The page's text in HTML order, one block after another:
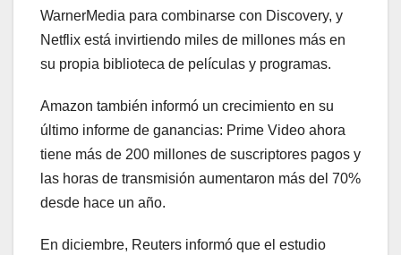
WarnerMedia para combinarse con Discovery, y
Netflix está invirtiendo miles de millones más en
su propia biblioteca de películas y programas.
Amazon también informó un crecimiento en su
último informe de ganancias: Prime Video ahora
tiene más de 200 millones de suscriptores pagos y
las horas de transmisión aumentaron más del 70%
desde hace un año.
En diciembre, Reuters informó que el estudio